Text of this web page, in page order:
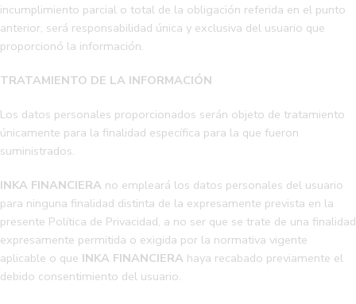
incumplimiento parcial o total de la obligación referida en el punto
anterior, será responsabilidad única y exclusiva del usuario que
proporcionó la información.
TRATAMIENTO DE LA INFORMACIÓN
Los datos personales proporcionados serán objeto de tratamiento
únicamente para la finalidad específica para la que fueron
suministrados.
INKA FINANCIERA no empleará los datos personales del usuario
para ninguna finalidad distinta de la expresamente prevista en la
presente Política de Privacidad, a no ser que se trate de una finalidad
expresamente permitida o exigida por la normativa vigente
aplicable o que INKA FINANCIERA haya recabado previamente el
debido consentimiento del usuario.